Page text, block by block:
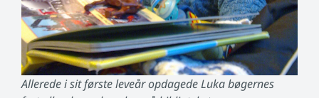
Allerede i sit første leveår opdagede Luka bøgernes